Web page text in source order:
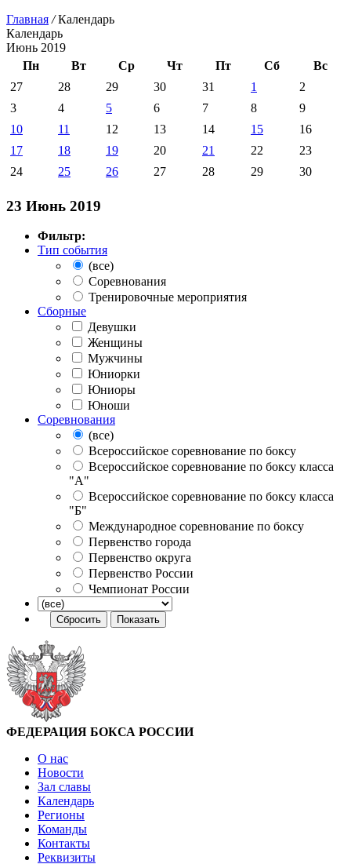
Главная /Календарь
Календарь
Июнь 2019
Пн
Вт Ср Чт Пт Сб
Вс
27
28 29 30 31 1
2
3
4 5 6 7 8
9
10
11 12 13 14 15
16
17
18 19 20 21 22
23
24
25 26 27 28 29 30
23 Июнь 2019
Фильтр:
Тип события
(все)
Соревнования
Тренировочные мероприятия
Сборные
Девушки
Женщины
Мужчины
Юниорки
Юниоры
Юноши
Соревнования
(все)
Всероссийское соревнование по боксу
Всероссийское соревнование по боксу класса
"А"
Всероссийское соревнование по боксу класса
"Б"
Международное соревнование по боксу
Первенство города
Первенство округа
Первенство России
Чемпионат России
ФЕДЕРАЦИЯ БОКСА РОССИИ
О нас
Новости
Зал славы
Календарь
Регионы
Команды
Контакты
Реквизиты